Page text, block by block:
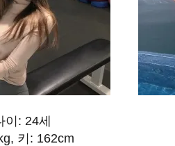
이: 24세
키: 162cm